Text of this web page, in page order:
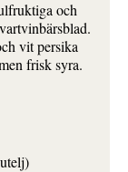
och
vit persika
frisk syra.